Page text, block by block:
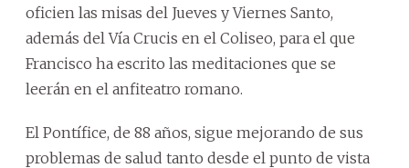
oficien las misas del Jueves y Viernes Santo,
además del Vía Crucis en el Coliseo, para el que
Francisco ha escrito las meditaciones que se
leerán en el anfiteatro romano.
El Pontífice, de 88 años, sigue mejorando de sus
problemas de salud tanto desde el punto de vista